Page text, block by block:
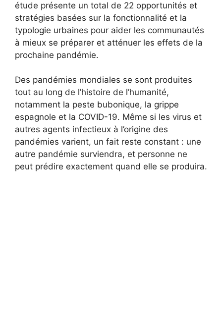
étude présente un total de 22 opportunités et
stratégies basées sur la fonctionnalité et la
typologie urbaines pour aider les communautés
à mieux se préparer et atténuer les effets de la
prochaine pandémie.
Des pandémies mondiales se sont produites
tout au long de l’histoire de l’humanité,
notamment la peste bubonique, la grippe
espagnole et la COVID-19. Même si les virus et
autres agents infectieux à l’origine des
pandémies varient, un fait reste constant : une
autre pandémie surviendra, et personne ne
peut prédire exactement quand elle se produira.